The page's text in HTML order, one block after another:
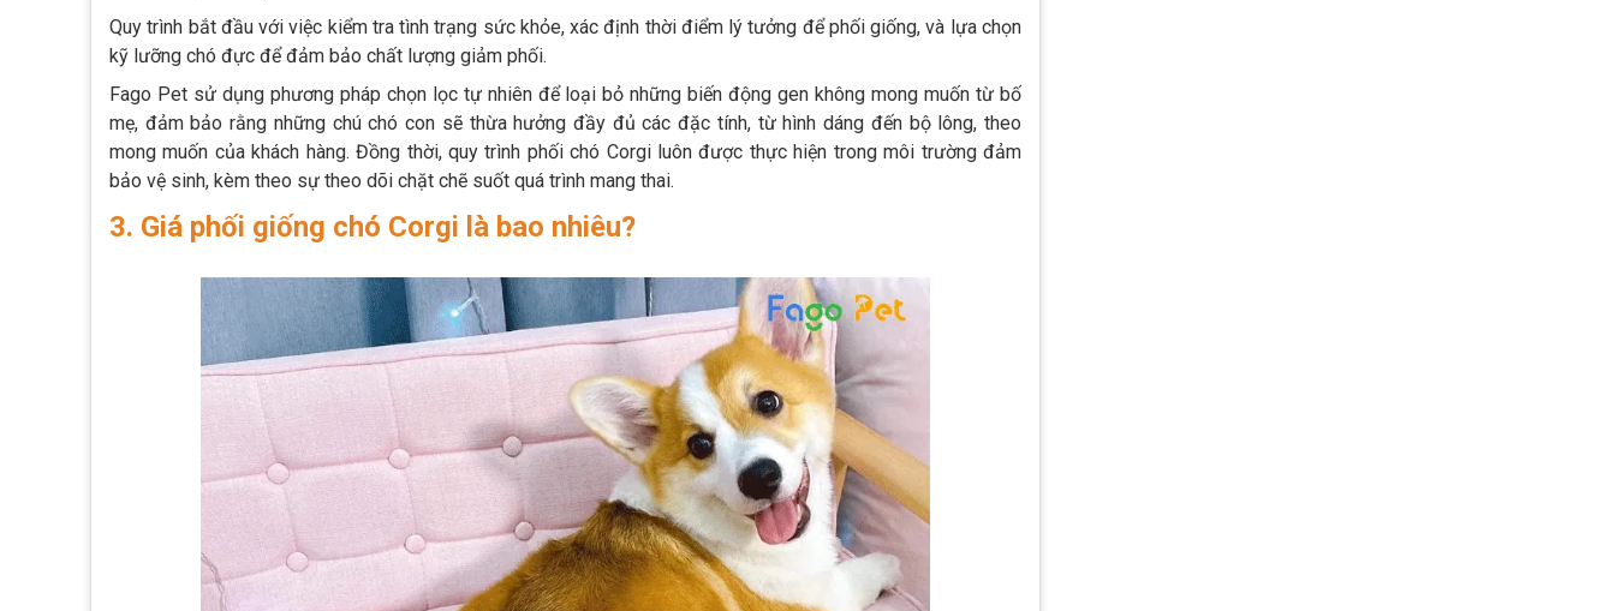
Quy trình bắt đầu với việc kiểm tra tình trạng sức khỏe, xác định thời điểm lý tưởng để phối giống, và lựa chọn
kỹ lưỡng chó đực để đảm bảo chất lượng giảm phối.
Fago Pet sử dụng phương pháp chọn lọc tự nhiên để loại bỏ những biến động gen không mong muốn từ bố
mẹ, đảm bảo rằng những chú chó con sẽ thừa hưởng đầy đủ các đặc tính, từ hình dáng đến bộ lông, theo
mong muốn của khách hàng. Đồng thời, quy trình phối chó Corgi luôn được thực hiện trong môi trường đảm
bảo vệ sinh, kèm theo sự theo dõi chặt chẽ suốt quá trình mang thai.
3. Giá phối giống chó Corgi là bao nhiêu?